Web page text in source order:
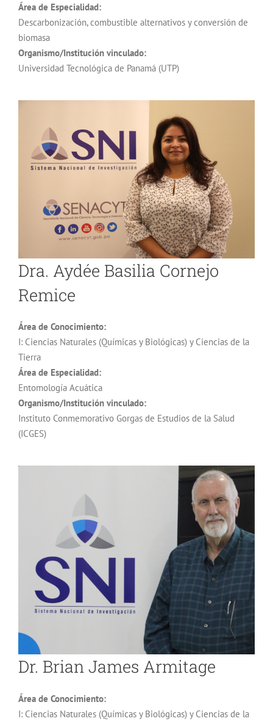
Área de Especialidad:
Descarbonización, combustible alternativos y conversión de
biomasa
Organismo/Institución vinculado:
Universidad Tecnológica de Panamá (UTP)
Dra. Aydée Basilia Cornejo
Remice
Área de Conocimiento:
I: Ciencias Naturales (Químicas y Biológicas) y Ciencias de la
Tierra
Área de Especialidad:
Entomología Acuática
Organismo/Institución vinculado:
Instituto Conmemorativo Gorgas de Estudios de la Salud
(ICGES)
Dr. Brian James Armitage
Área de Conocimiento:
I: Ciencias Naturales (Químicas y Biológicas) y Ciencias de la